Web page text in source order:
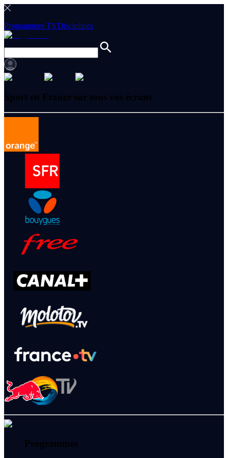
Programmes TVDisciplines
Sport en France sur tous vos écrans
Programmes